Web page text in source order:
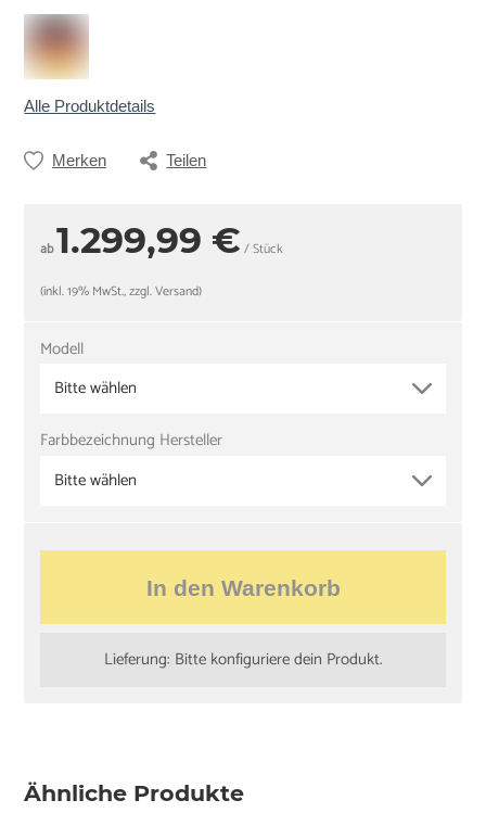
Alle Produktdetails
Merken Teilen
ab1.299,99 € / Stück
(inkl. 19% MwSt., zzgl. Versand)
Modell
Bitte wählen
Farbbezeichnung Hersteller
Bitte wählen
In den Warenkorb
Lieferung: Bitte konfiguriere dein Produkt.
Ähnliche Produkte